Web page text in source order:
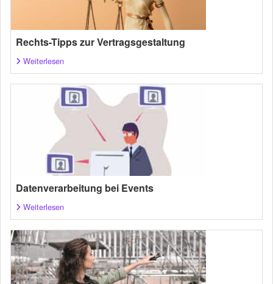
Rechts-Tipps zur Vertragsgestaltung
Weiterlesen
Datenverarbeitung bei Events
Weiterlesen